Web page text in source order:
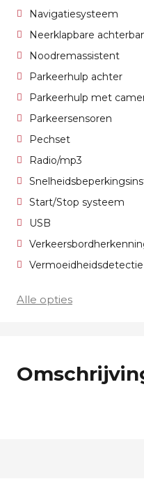
Navigatiesysteem
Neerklapbare
Noodremassistent
Parkeerhulp achter
Parkeerhulp met
Parkeersensoren
Pechset
Radio/mp3
Start/Stop systeem
USB
Vermoeidheidsdetectie
Alle opties